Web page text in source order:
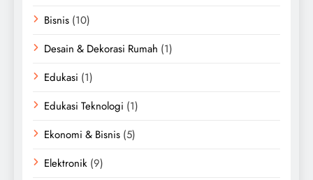
Bisnis (10)
Desain & Dekorasi Rumah (1)
Edukasi (1)
Edukasi Teknologi (1)
Ekonomi & Bisnis (5)
Elektronik (9)